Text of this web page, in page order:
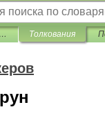
Энциклопедия ньюсмейкеров Толкования